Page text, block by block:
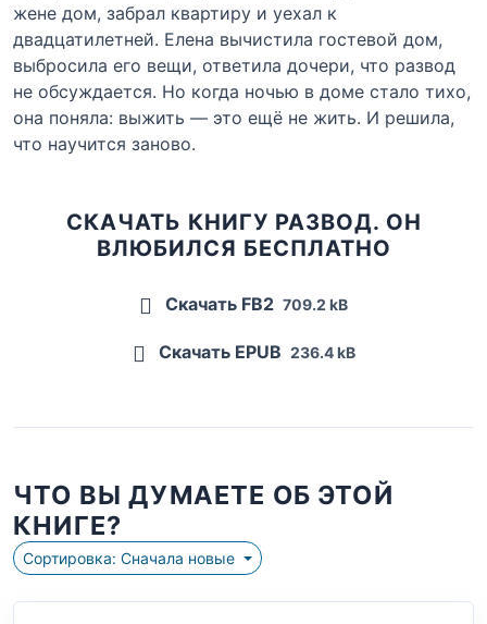
жене дом, забрал квартиру и уехал к
двадцатилетней. Елена вычистила гостевой дом,
выбросила его вещи, ответила дочери, что развод
не обсуждается. Но когда ночью в доме стало тихо,
она поняла: выжить — это ещё не жить. И решила,
что научится заново.
СКАЧАТЬ КНИГУ РАЗВОД. ОН
ВЛЮБИЛСЯ БЕСПЛАТНО
Скачать FB2 709.2 kB
Скачать EPUB 236.4 kB
ЧТО ВЫ ДУМАЕТЕ ОБ ЭТОЙ
КНИГЕ?
Сортировка: Сначала новые